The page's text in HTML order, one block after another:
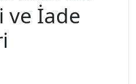
ve İade